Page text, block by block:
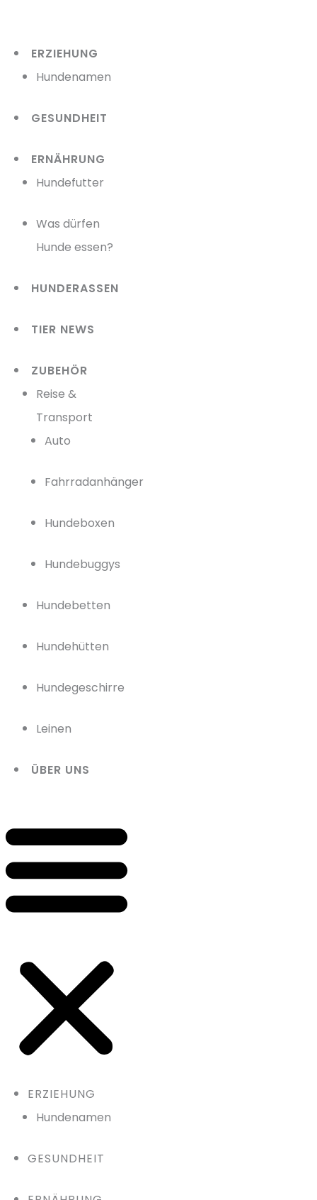
springenERZIEHUNG
Hundenamen
GESUNDHEIT
ERNÄHRUNG
Hundefutter
Was dürfen
Hunde essen?
HUNDERASSEN
TIER NEWS
ZUBEHÖR
Reise &
Transport
Auto
Fahrradanhänger
Hundeboxen
Hundebuggys
Hundebetten
Hundehütten
Hundegeschirre
Leinen
ÜBER UNS
ERZIEHUNG
Hundenamen
GESUNDHEIT